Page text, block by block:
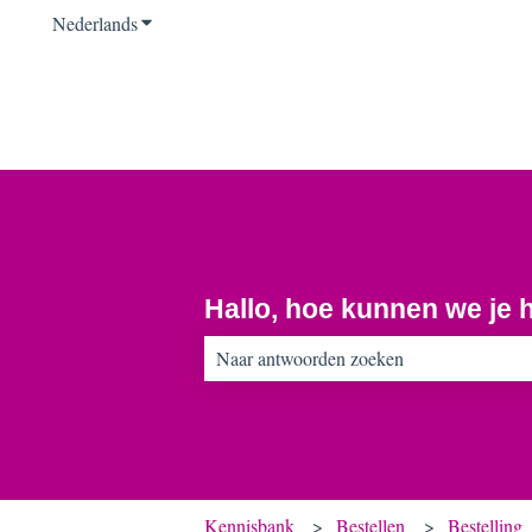
NederlandsSubmenu tonen voor vertalingen
Hallo, hoe kunnen we je
Kennisbank Bestellen Bestelling